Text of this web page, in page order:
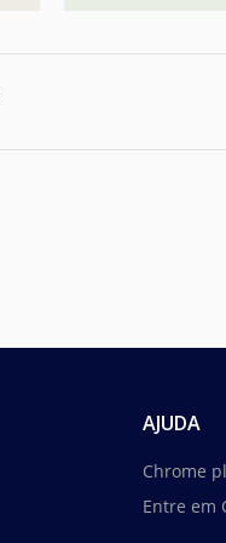
AJUDA
Chrome
Entre em